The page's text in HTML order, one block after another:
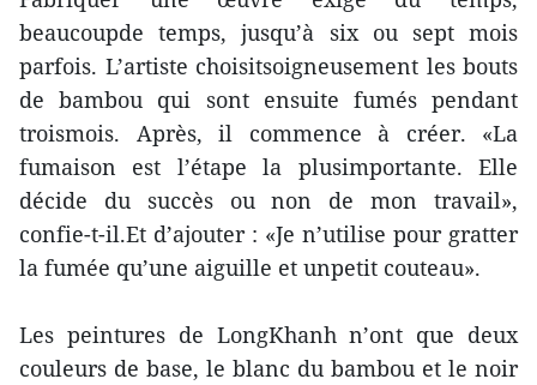
beaucoupde temps, jusqu’à six ou sept mois
parfois. L’artiste choisitsoigneusement les bouts
de bambou qui sont ensuite fumés pendant
troismois. Après, il commence à créer. «La
fumaison est l’étape la plusimportante. Elle
décide du succès ou non de mon travail»,
confie-t-il.Et d’ajouter : «Je n’utilise pour gratter
la fumée qu’une aiguille et unpetit couteau».
Les peintures de LongKhanh n’ont que deux
couleurs de base, le blanc du bambou et le noir